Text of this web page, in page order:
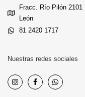
Fracc. Río Pilón
León
81 2420 1717
Nuestras redes sociales